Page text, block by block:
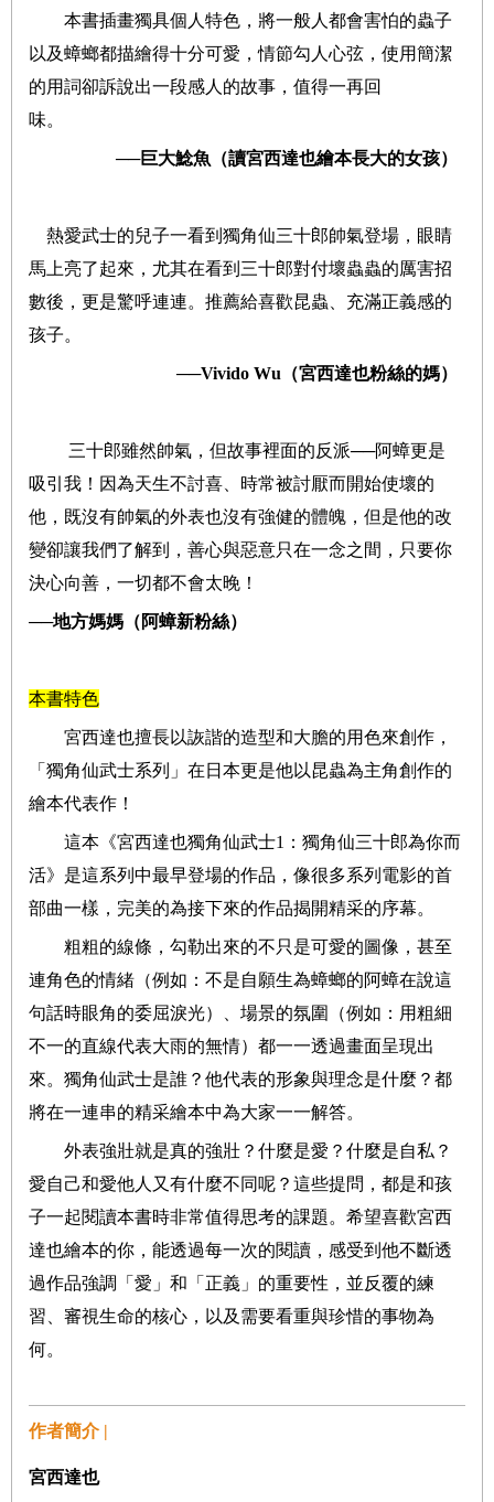
本書插畫獨具個人特色，將一般人都會害怕的蟲子
以及蟑螂都描繪得十分可愛，情節勾人心弦，使用簡潔
的用詞卻訴說出一段感人的故事，值得一再回
味。
──巨大鯰魚（讀宮西達也繪本長大的女孩）
熱愛武士的兒子一看到獨角仙三十郎帥氣登場，眼睛
馬上亮了起來，尤其在看到三十郎對付壞蟲蟲的厲害招
數後，更是驚呼連連。推薦給喜歡昆蟲、充滿正義感的
孩子。
──Vivido Wu（宮西達也粉絲的媽）
三十郎雖然帥氣，但故事裡面的反派──阿蟑更是
吸引我！因為天生不討喜、時常被討厭而開始使壞的
他，既沒有帥氣的外表也沒有強健的體魄，但是他的改
變卻讓我們了解到，善心與惡意只在一念之間，只要你
決心向善，一切都不會太晚！
──地方媽媽（阿蟑新粉絲）
本書特色
宮西達也擅長以詼諧的造型和大膽的用色來創作，
「獨角仙武士系列」在日本更是他以昆蟲為主角創作的
繪本代表作！
這本《宮西達也獨角仙武士1：獨角仙三十郎為你而
活》是這系列中最早登場的作品，像很多系列電影的首
部曲一樣，完美的為接下來的作品揭開精采的序幕。
粗粗的線條，勾勒出來的不只是可愛的圖像，甚至
連角色的情緒（例如：不是自願生為蟑螂的阿蟑在說這
句話時眼角的委屈淚光）、場景的氛圍（例如：用粗細
不一的直線代表大雨的無情）都一一透過畫面呈現出
來。獨角仙武士是誰？他代表的形象與理念是什麼？都
將在一連串的精采繪本中為大家一一解答。
外表強壯就是真的強壯？什麼是愛？什麼是自私？
愛自己和愛他人又有什麼不同呢？這些提問，都是和孩
子一起閱讀本書時非常值得思考的課題。希望喜歡宮西
達也繪本的你，能透過每一次的閱讀，感受到他不斷透
過作品強調「愛」和「正義」的重要性，並反覆的練
習、審視生命的核心，以及需要看重與珍惜的事物為
何。
作者簡介 |
宮西達也